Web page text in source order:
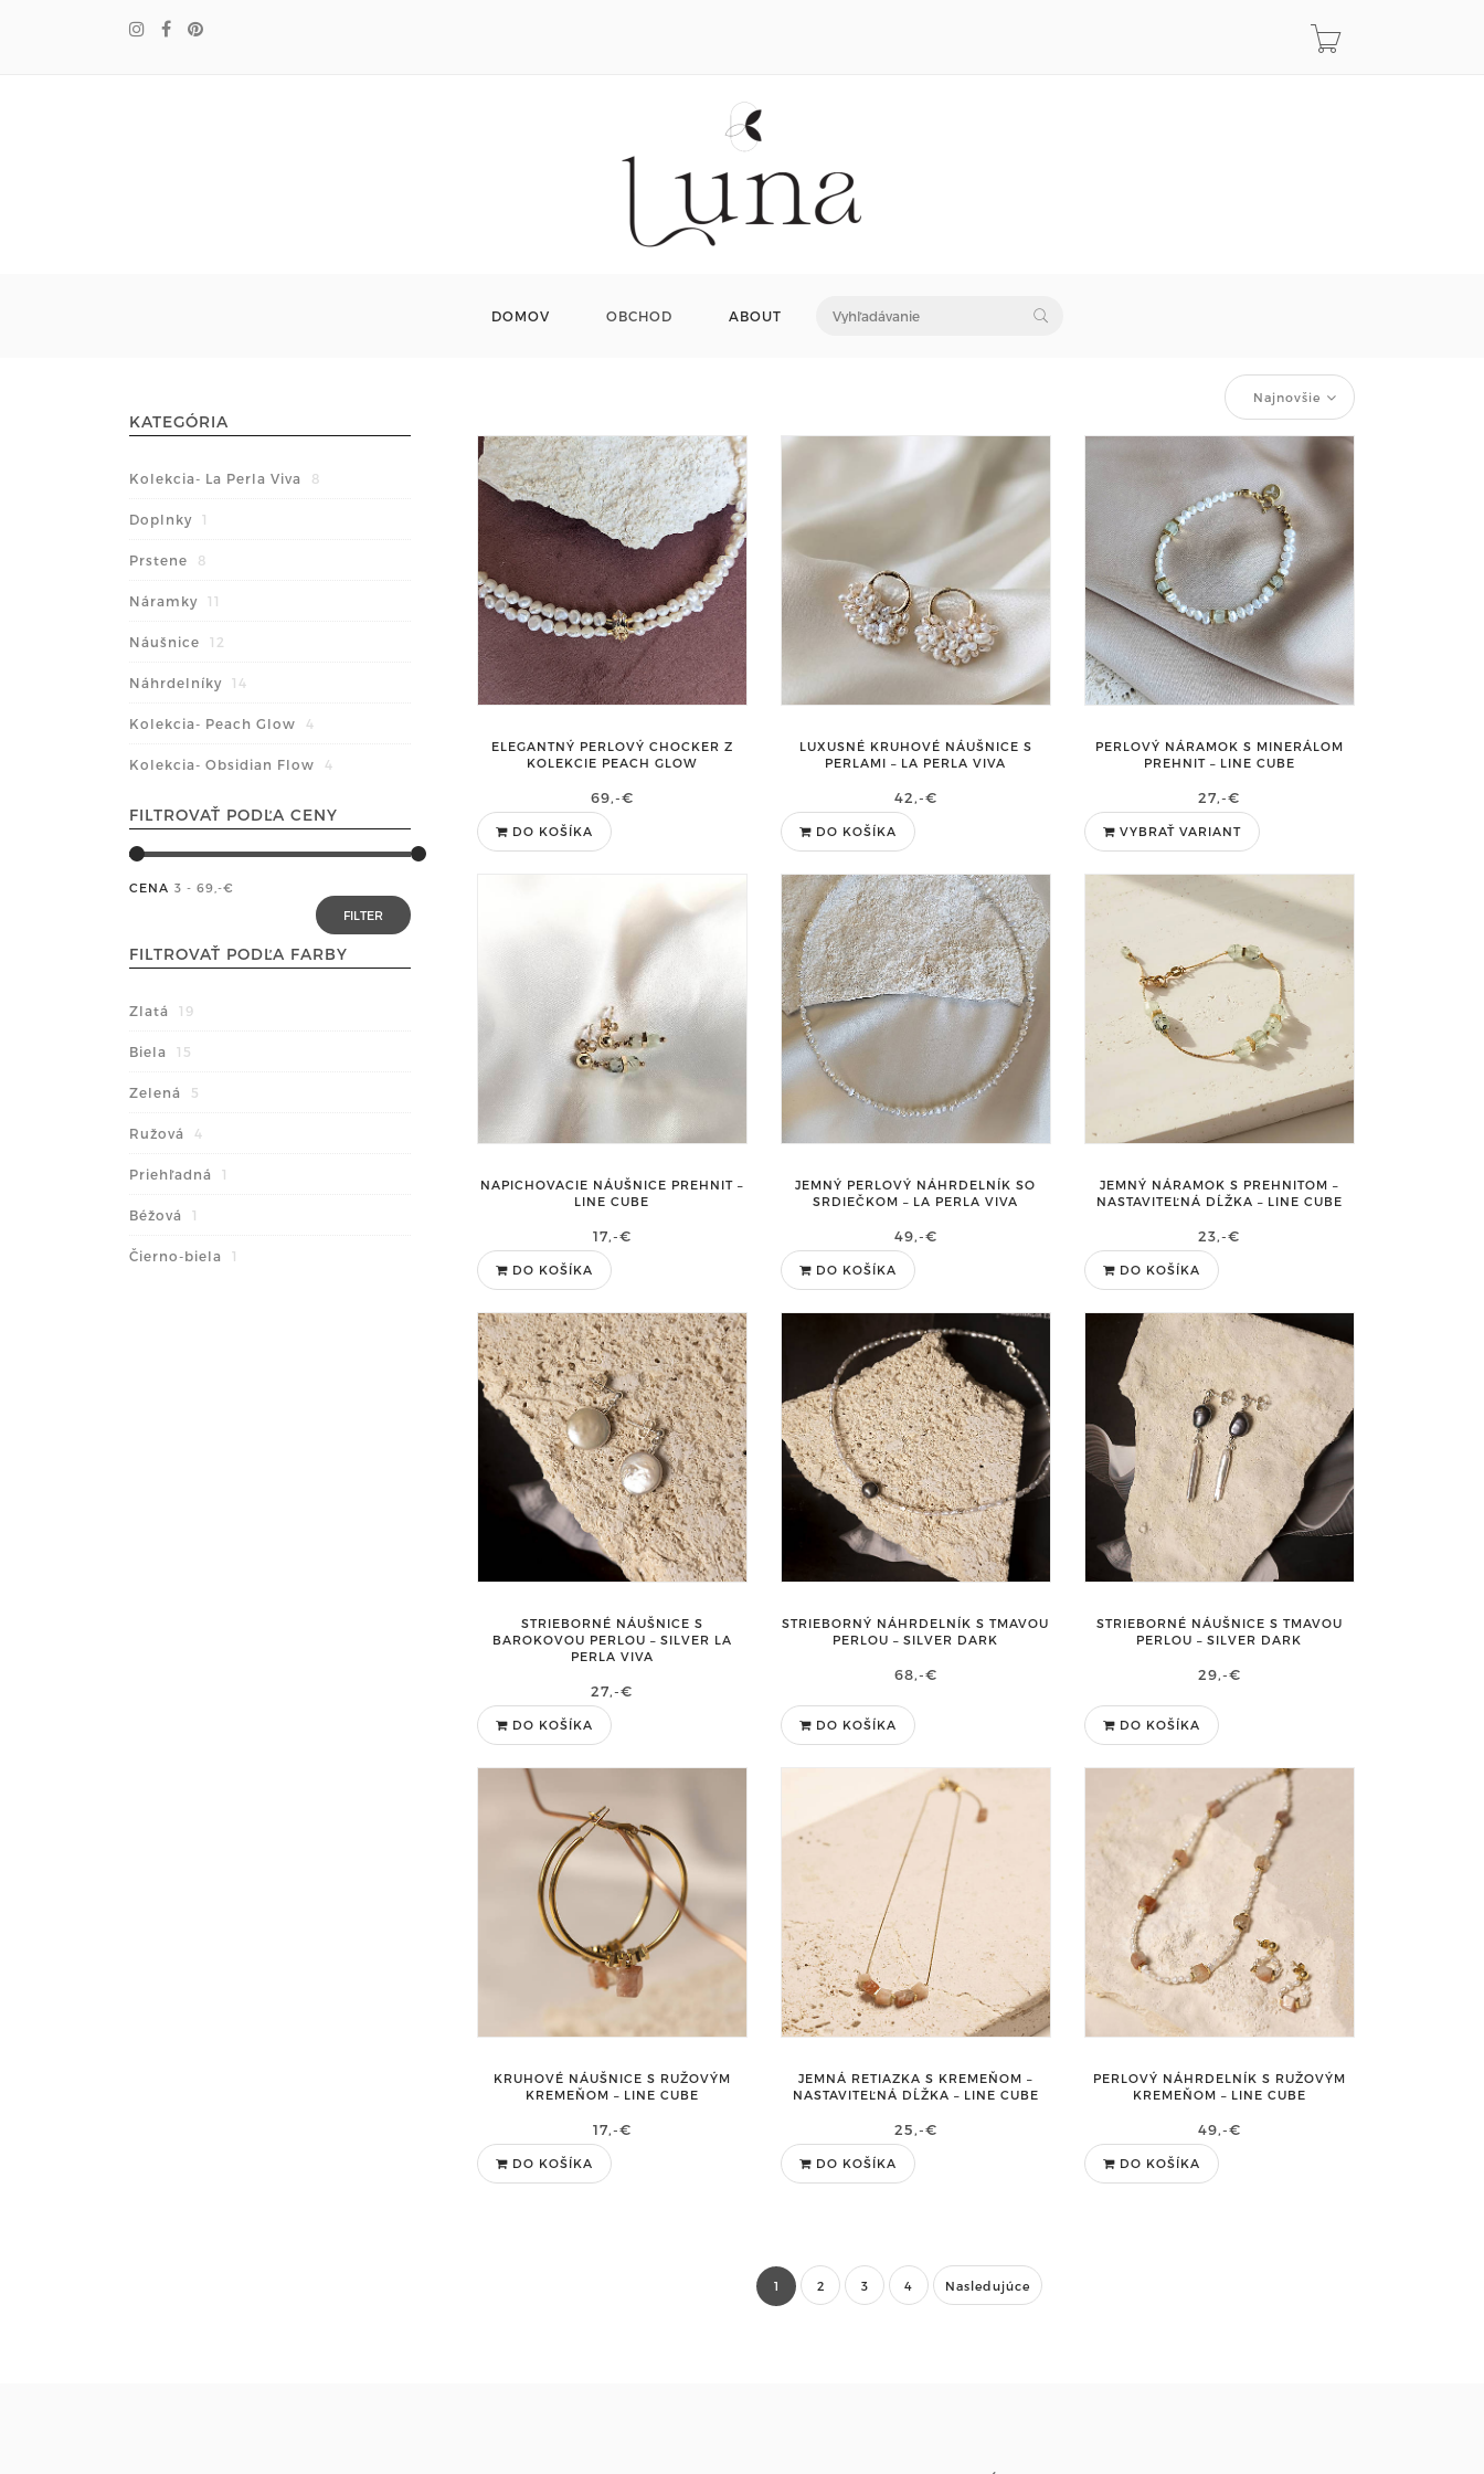
DOMOV OBCHOD ABOUT
KATEGÓRIA
Kolekcia- La Perla Viva 8
Doplnky 1
Prstene 8
Náramky 11
Náušnice 12
Náhrdelníky 14
Kolekcia- Peach Glow 4
Kolekcia- Obsidian Flow 4
FILTROVAŤ PODĽA CENY
CENA 3 - 69 ,-€
FILTROVAŤ PODĽA FARBY
Zlatá 19
Biela 15
Zelená 5
Ružová 4
Priehľadná 1
Béžová 1
Čierno-biela 1
Najnovšie
ELEGANTNÝ PERLOVÝ CHOCKER Z
KOLEKCIE PEACH GLOW
69,-€
DO KOŠÍKA
LUXUSNÉ KRUHOVÉ NÁUŠNICE S
PERLAMI – LA PERLA VIVA
42,-€
DO KOŠÍKA
PERLOVÝ NÁRAMOK S MINERÁLOM
PREHNIT – LINE CUBE
27,-€
VYBRAŤ VARIANT
NAPICHOVACIE NÁUŠNICE PREHNIT –
LINE CUBE
17,-€
DO KOŠÍKA
JEMNÝ PERLOVÝ NÁHRDELNÍK SO
SRDIEČKOM – LA PERLA VIVA
49,-€
DO KOŠÍKA
JEMNÝ NÁRAMOK S PREHNITOM –
NASTAVITEĽNÁ DĹŽKA – LINE CUBE
23,-€
DO KOŠÍKA
STRIEBORNÉ NÁUŠNICE S
BAROKOVOU PERLOU – SILVER LA
PERLA VIVA
27,-€
DO KOŠÍKA
STRIEBORNÝ NÁHRDELNÍK S TMAVOU
PERLOU – SILVER DARK
68,-€
DO KOŠÍKA
STRIEBORNÉ NÁUŠNICE S TMAVOU
PERLOU – SILVER DARK
29,-€
DO KOŠÍKA
KRUHOVÉ NÁUŠNICE S RUŽOVÝM
KREMEŇOM – LINE CUBE
17,-€
DO KOŠÍKA
JEMNÁ RETIAZKA S KREMEŇOM –
NASTAVITEĽNÁ DĹŽKA – LINE CUBE
25,-€
DO KOŠÍKA
PERLOVÝ NÁHRDELNÍK S RUŽOVÝM
KREMEŇOM – LINE CUBE
49,-€
DO KOŠÍKA
1 2 3 4 Nasledujúce